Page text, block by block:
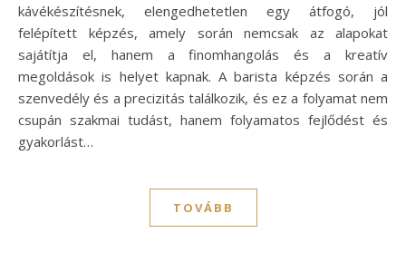
kávékészítésnek, elengedhetetlen egy átfogó, jól
felépített képzés, amely során nemcsak az alapokat
sajátítja el, hanem a finomhangolás és a kreatív
megoldások is helyet kapnak. A barista képzés során a
szenvedély és a precizitás találkozik, és ez a folyamat nem
csupán szakmai tudást, hanem folyamatos fejlődést és
gyakorlást…
TOVÁBB